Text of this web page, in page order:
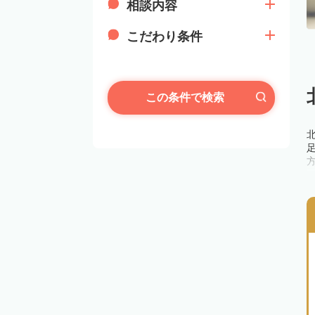
相談内容
こだわり条件
この条件で検索